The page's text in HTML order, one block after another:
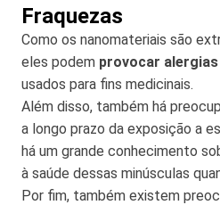
Fraquezas
Como os nanomateriais são
eles podem provocar
usados para fins medicinais.
Além disso, também há
a longo prazo da exposição a
há um grande conhecimento
à saúde dessas minúsculas
Por fim, também existem